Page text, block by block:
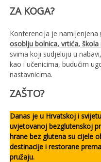
ZA KOGA?
Konferencija je namijenjena
osoblju bolnica, vrtića,
svima koji sudjeluju u
kao i učenicima, budućim
nastavnicima.
ZAŠTO?
Danas je u Hrvatskoj i
uvjetovanoj bezglutenskoj
hrane bez glutena su cijele
destinacije i restorane
pružaju.